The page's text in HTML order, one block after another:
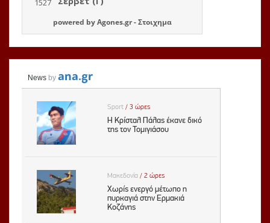
powered byAgones.gr-Στοιχημα